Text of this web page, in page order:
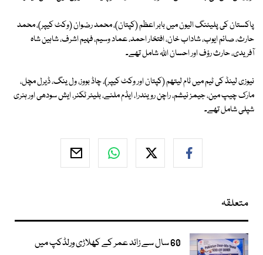
پاکستان کی پلیئنگ الیون میں بابر اعظم (کپتان)، محمد رضوان (وکٹ کیپر)، محمد
حارث، صائم ایوب، شاداب خان، افتخار احمد، عماد وسیم، فہیم اشرف، شاہین شاہ
آفریدی، حارث رؤف اور احسان اللہ شامل تھے۔
نیوزی لینڈ کی ٹیم میں ٹام لیتھم (کپتان اور وکٹ کیپر)، چاڈ بووز، ول ینگ، ڈیرل مچل،
مارک چیپ مین، جیمز نیشم، راچن رویندرا، ایڈم ملنے، بلیئر ٹکنر، ایش سودھی اور ہنری
شپلی شامل تھے۔
متعلقہ
60 سال سے زائد عمر کے کھلاڑی ورلڈکپ میں